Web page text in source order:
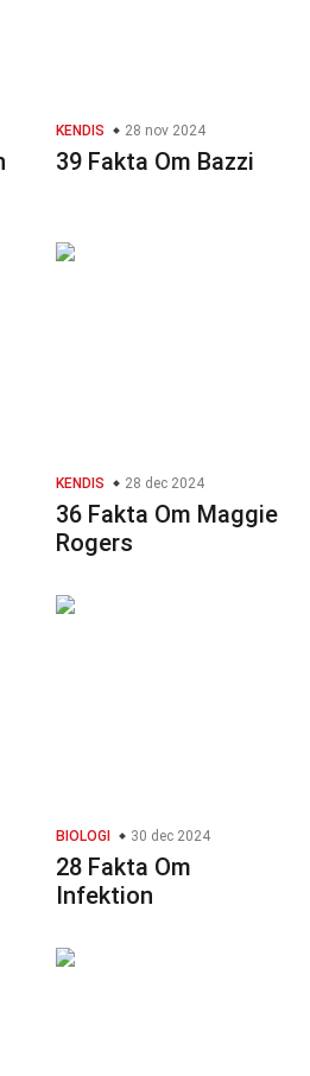
KENDIS 28 nov 2024
39 Fakta Om Bazzi
KENDIS 28 dec 2024
36 Fakta Om Maggie
Rogers
BIOLOGI 30 dec 2024
28 Fakta Om
Infektion